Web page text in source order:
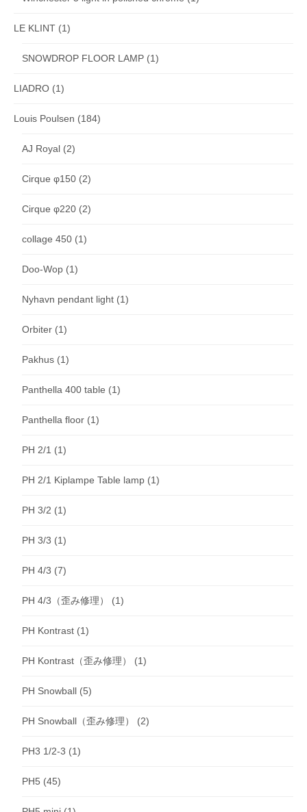
LE KLINT (1)
SNOWDROP FLOOR LAMP (1)
LIADRO (1)
Louis Poulsen (184)
AJ Royal (2)
Cirque φ150 (2)
Cirque φ220 (2)
collage 450 (1)
Doo-Wop (1)
Nyhavn pendant light (1)
Orbiter (1)
Pakhus (1)
Panthella 400 table (1)
Panthella floor (1)
PH 2/1 (1)
PH 2/1 Kiplampe Table lamp (1)
PH 3/2 (1)
PH 3/3 (1)
PH 4/3 (7)
PH 4/3（歪み修理） (1)
PH Kontrast (1)
PH Kontrast（歪み修理） (1)
PH Snowball (5)
PH Snowball（歪み修理） (2)
PH3 1/2-3 (1)
PH5 (45)